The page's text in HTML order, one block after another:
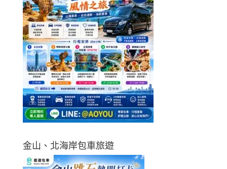
金山、北海岸包車旅遊